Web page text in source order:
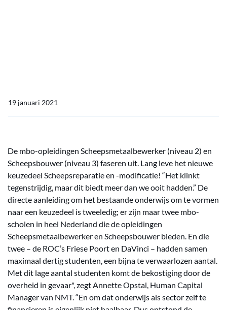
19 januari 2021
De mbo-opleidingen Scheepsmetaalbewerker (niveau 2) en
Scheepsbouwer (niveau 3) faseren uit. Lang leve het nieuwe
keuzedeel Scheepsreparatie en -modificatie! “Het klinkt
tegenstrijdig, maar dit biedt meer dan we ooit hadden.” De
directe aanleiding om het bestaande onderwijs om te vormen
naar een keuzedeel is tweeledig; er zijn maar twee mbo-
scholen in heel Nederland die de opleidingen
Scheepsmetaalbewerker en Scheepsbouwer bieden. En die
twee – de ROC’s Friese Poort en DaVinci – hadden samen
maximaal dertig studenten, een bijna te verwaarlozen aantal.
Met dit lage aantal studenten komt de bekostiging door de
overheid in gevaar", zegt Annette Opstal, Human Capital
Manager van NMT. “En om dat onderwijs als sector zelf te